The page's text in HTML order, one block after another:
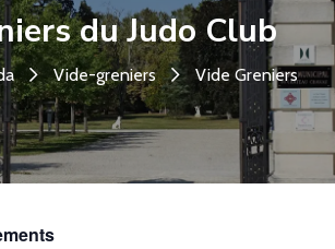
du Judo Club
Vide-greniers
Vide Greniers